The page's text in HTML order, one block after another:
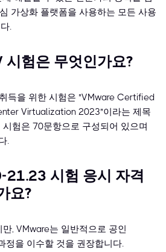
가상화 플랫폼을 사용하는 모든 사용
.
시험은 무엇인가요?
득을 위한 시험은 "VMware Certified
Virtualization 2023"이라는 제목
험은 70문항으로 구성되어 있으며
.
21.23 시험 응시 자격
요?
, VMware는 일반적으로 공인
정을 이수할 것을 권장합니다.